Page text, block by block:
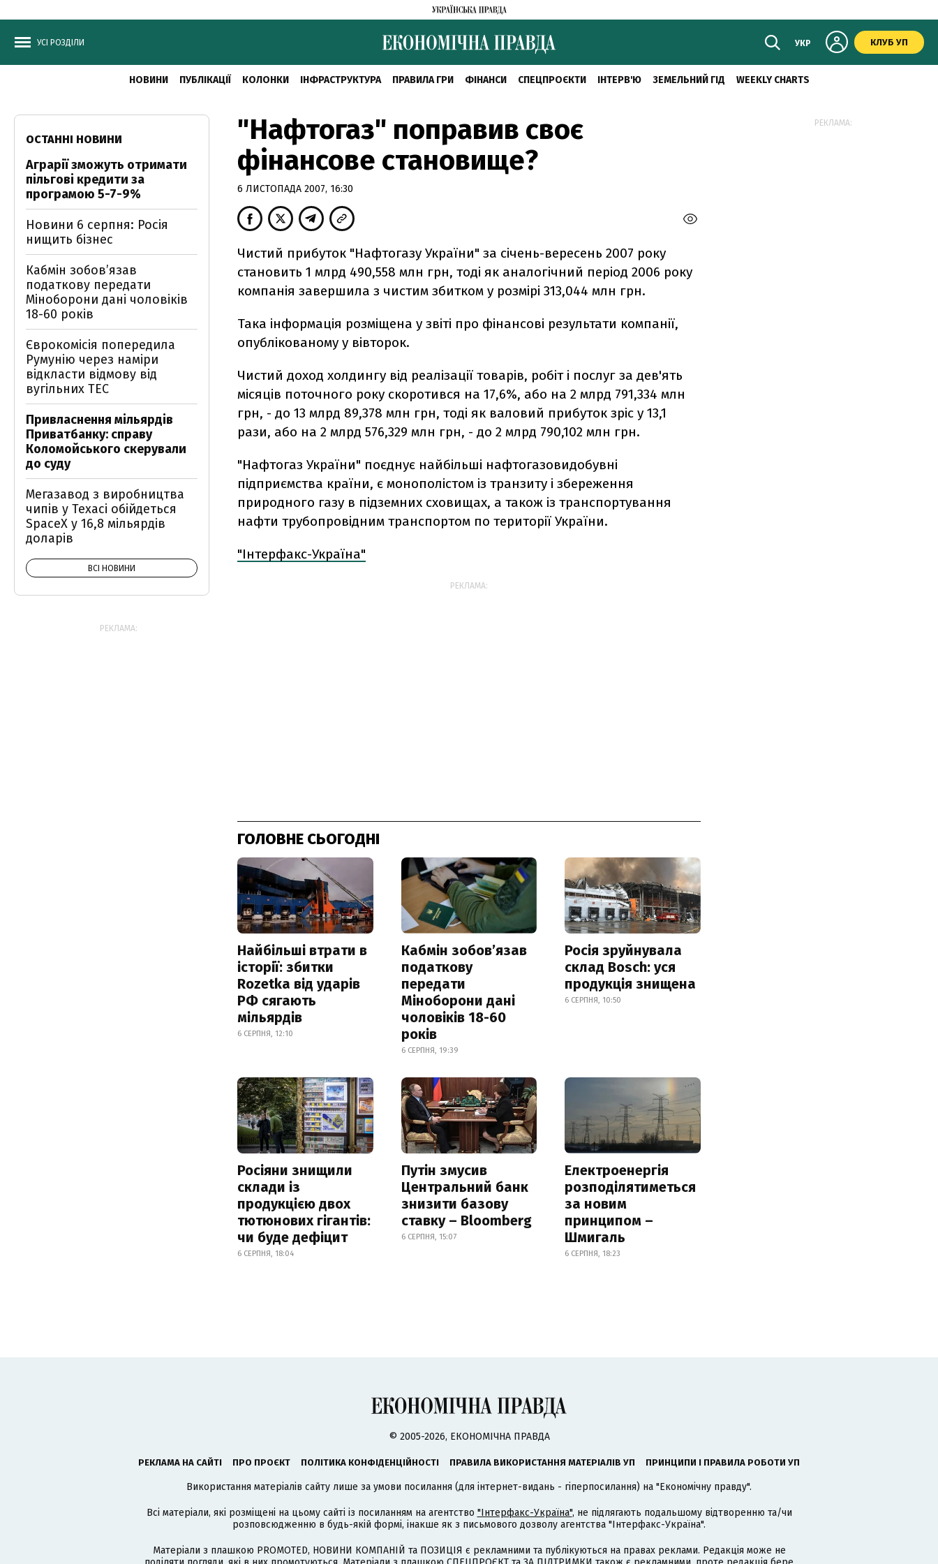
УСІ РОЗДІЛИ УКР КЛУБ УП
НОВИНИ ПУБЛІКАЦІЇ КОЛОНКИ ІНФРАСТРУКТУРА ПРАВИЛА ГРИ ФІНАНСИ СПЕЦПРОЄКТИ ІНТЕРВ'Ю ЗЕМЕЛЬНИЙ ГІД WEEKLY CHARTS
"Нафтогаз" поправив своє
фінансове становище?
6 ЛИСТОПАДА 2007, 16:30
Чистий прибуток "Нафтогазу України" за січень-вересень 2007 року
становить 1 млрд 490,558 млн грн, тоді як аналогічний період 2006 року
компанія завершила з чистим збитком у розмірі 313,044 млн грн.
Така інформація розміщена у звіті про фінансові результати компанії,
опублікованому у вівторок.
Чистий доход холдингу від реалізації товарів, робіт і послуг за дев'ять
місяців поточного року скоротився на 17,6%, або на 2 млрд 791,334 млн
грн, - до 13 млрд 89,378 млн грн, тоді як валовий прибуток зріс у 13,1
рази, або на 2 млрд 576,329 млн грн, - до 2 млрд 790,102 млн грн.
"Нафтогаз України" поєднує найбільші нафтогазовидобувні
підприємства країни, є монополістом із транзиту і збереження
природного газу в підземних сховищах, а також із транспортування
нафти трубопровідним транспортом по території України.
"Інтерфакс-Україна"
РЕКЛАМА:
ГОЛОВНЕ СЬОГОДНІ
Найбільші втрати в
історії: збитки
Rozetka від ударів
РФ сягають
мільярдів
6 СЕРПНЯ, 12:10
Кабмін зобовʼязав
податкову
передати
Міноборони дані
чоловіків 18-60
років
6 СЕРПНЯ, 19:39
Росія зруйнувала
склад Bosch: уся
продукція знищена
6 СЕРПНЯ, 10:50
Росіяни знищили
склади із
продукцією двох
тютюнових гігантів:
чи буде дефіцит
6 СЕРПНЯ, 18:04
Путін змусив
Центральний банк
знизити базову
ставку – Bloomberg
6 СЕРПНЯ, 15:07
Електроенергія
розподілятиметься
за новим
принципом –
Шмигаль
6 СЕРПНЯ, 18:23
ОСТАННІ НОВИНИ
Аграрії зможуть отримати
пільгові кредити за
програмою 5-7-9%
Новини 6 серпня: Росія
нищить бізнес
Кабмін зобовʼязав
податкову передати
Міноборони дані чоловіків
18-60 років
Єврокомісія попередила
Румунію через наміри
відкласти відмову від
вугільних ТЕС
Привласнення мільярдів
Приватбанку: справу
Коломойського скерували
до суду
Мегазавод з виробництва
чипів у Техасі обійдеться
SpaceX у 16,8 мільярдів
доларів
ВСІ НОВИНИ
РЕКЛАМА:
РЕКЛАМА:
© 2005-2026, ЕКОНОМІЧНА ПРАВДА
РЕКЛАМА НА САЙТІ ПРО ПРОЄКТ ПОЛІТИКА КОНФІДЕНЦІЙНОСТІ ПРАВИЛА ВИКОРИСТАННЯ МАТЕРІАЛІВ УП ПРИНЦИПИ І ПРАВИЛА РОБОТИ УП
Використання матеріалів сайту лише за умови посилання (для інтернет-видань - гіперпосилання) на "Економічну правду".
Всі матеріали, які розміщені на цьому сайті із посиланням на агентство "Інтерфакс-Україна", не підлягають подальшому відтворенню та/чи
розповсюдженню в будь-якій формі, інакше як з письмового дозволу агентства "Інтерфакс-Україна".
Матеріали з плашкою PROMOTED, НОВИНИ КОМПАНІЙ та ПОЗИЦІЯ є рекламними та публікуються на правах реклами. Редакція може не